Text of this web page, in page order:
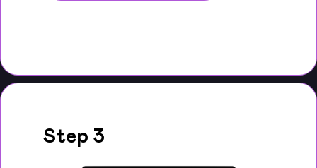
Step 3